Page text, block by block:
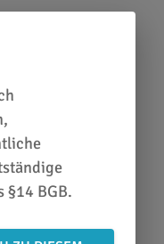
§14 BGB.